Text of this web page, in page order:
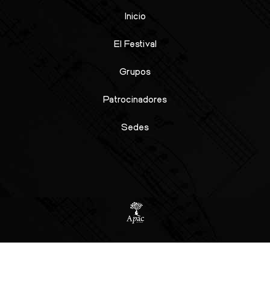
Inicio
El Festival
Grupos
Patrocinadores
Sedes